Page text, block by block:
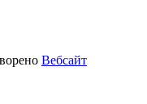
Вебсайт